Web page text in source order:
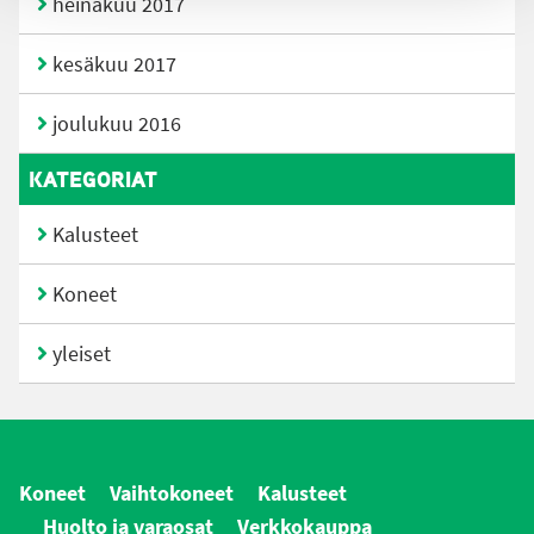
kesäkuu 2017
joulukuu 2016
KATEGORIAT
Kalusteet
Koneet
yleiset
Koneet Vaihtokoneet
Kalusteet
Huolto ja varaosat
Verkkokauppa